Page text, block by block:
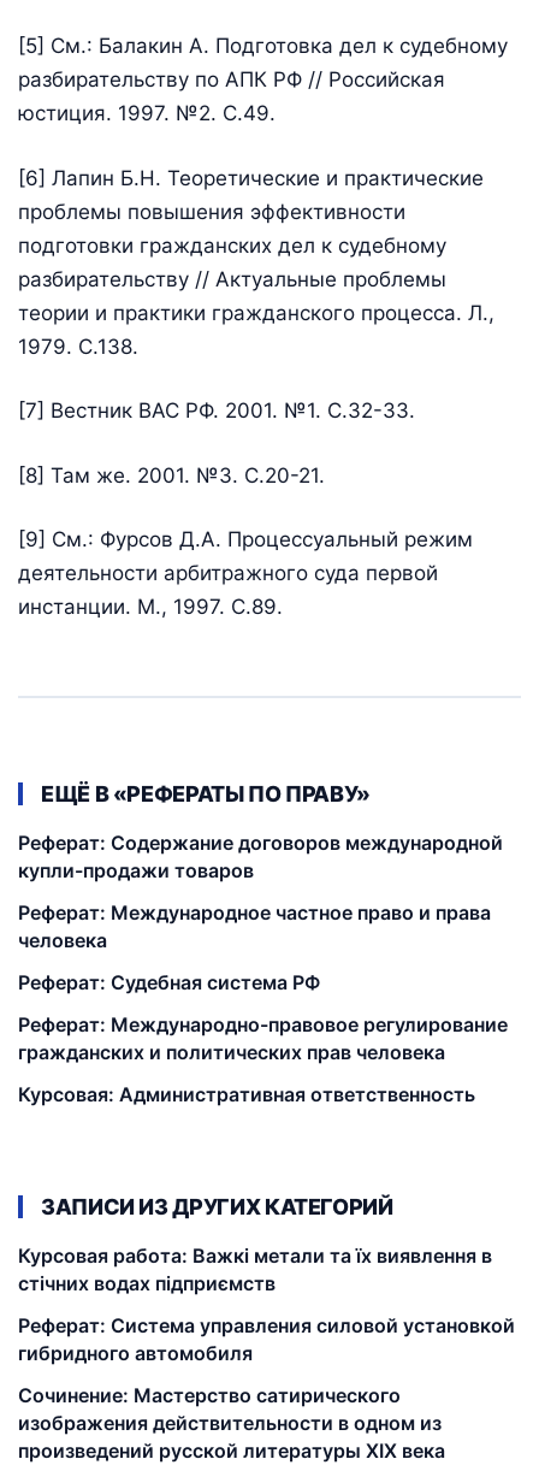
[5] См.: Балакин А. Подготовка дел к судебному
разбирательству по АПК РФ // Российская
юстиция. 1997. №2. С.49.
[6] Лапин Б.Н. Теоретические и практические
проблемы повышения эффективности
подготовки гражданских дел к судебному
разбирательству // Актуальные проблемы
теории и практики гражданского процесса. Л.,
1979. С.138.
[7] Вестник ВАС РФ. 2001. №1. С.32-33.
[8] Там же. 2001. №3. С.20-21.
[9] См.: Фурсов Д.А. Процессуальный режим
деятельности арбитражного суда первой
инстанции. М., 1997. С.89.
ЕЩЁ В «РЕФЕРАТЫ ПО ПРАВУ»
Реферат: Содержание договоров международной
купли-продажи товаров
Реферат: Международное частное право и права
человека
Реферат: Судебная система РФ
Реферат: Международно-правовое регулирование
гражданских и политических прав человека
Курсовая: Административная ответственность
ЗАПИСИ ИЗ ДРУГИХ КАТЕГОРИЙ
Курсовая работа: Важкі метали та їх виявлення в
стічних водах підприємств
Реферат: Система управления силовой установкой
гибридного автомобиля
Сочинение: Мастерство сатирического
изображения действительности в одном из
произведений русской литературы XIX века